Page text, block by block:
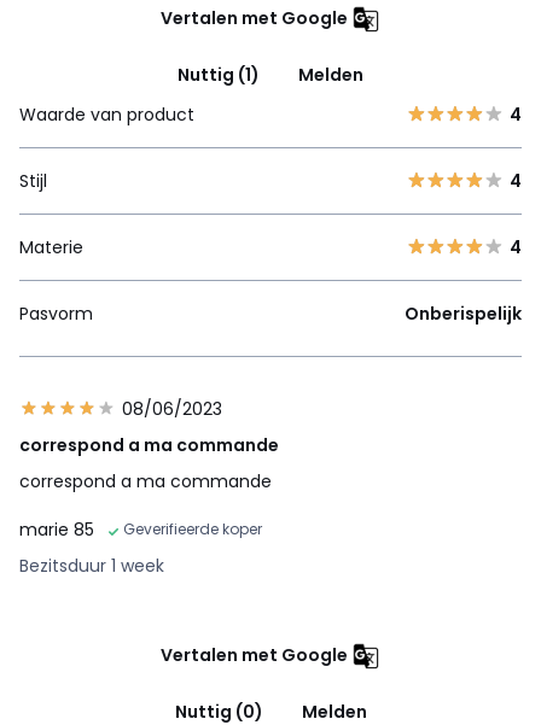
Vertalen met Google
Nuttig (1)
Melden
Waarde van product
4
Stijl 4
Materie 4
Pasvorm Onberispelijk
08/06/2023
correspond a ma commande
correspond a ma commande
marie 85
Geverifieerde koper
Bezitsduur 1 week
Vertalen met Google
Nuttig (0)
Melden